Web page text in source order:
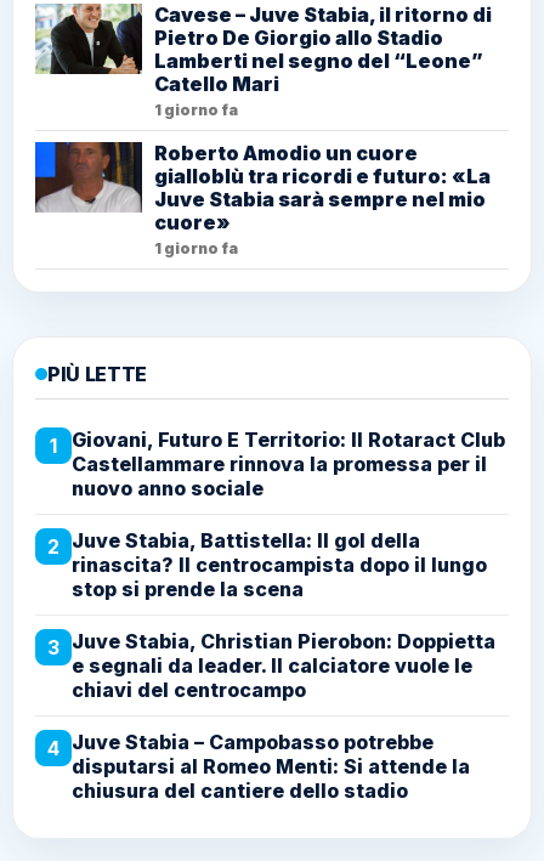
Cavese – Juve Stabia, il ritorno di
Pietro De Giorgio allo Stadio
Lamberti nel segno del “Leone”
Catello Mari
1 giorno fa
Roberto Amodio un cuore
gialloblù tra ricordi e futuro: «La
Juve Stabia sarà sempre nel mio
cuore»
1 giorno fa
PIÙ LETTE
1
Giovani, Futuro E Territorio: Il Rotaract Club
Castellammare rinnova la promessa per il
nuovo anno sociale
2 Juve Stabia, Battistella: Il gol della
rinascita? Il centrocampista dopo il lungo
stop si prende la scena
3 Juve Stabia, Christian Pierobon: Doppietta
e segnali da leader. Il calciatore vuole le
chiavi del centrocampo
4 Juve Stabia – Campobasso potrebbe
disputarsi al Romeo Menti: Si attende la
chiusura del cantiere dello stadio